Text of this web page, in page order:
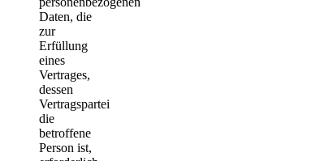
Daten, die
zur
Erfüllung
eines
Vertrages,
dessen
Vertragspartei
die
betroffene
Person ist,